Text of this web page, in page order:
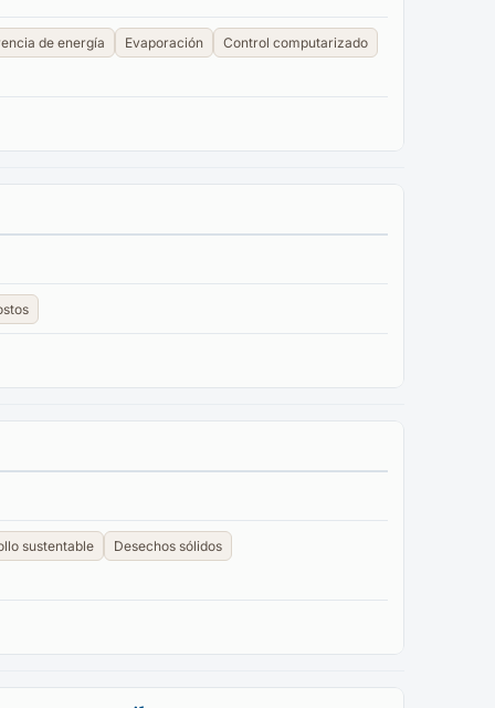
de energía Evaporación
Control computarizado
sustentable
Desechos sólidos